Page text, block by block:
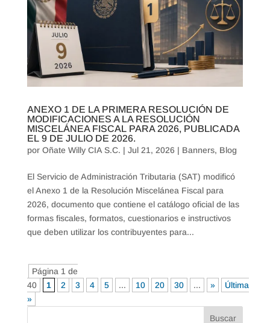
ANEXO 1 DE LA PRIMERA RESOLUCIÓN DE
MODIFICACIONES A LA RESOLUCIÓN
MISCELÁNEA FISCAL PARA 2026, PUBLICADA
EL 9 DE JULIO DE 2026.
por Oñate Willy CIA S.C. | Jul 21, 2026 | Banners, Blog
El Servicio de Administración Tributaria (SAT) modificó
el Anexo 1 de la Resolución Miscelánea Fiscal para
2026, documento que contiene el catálogo oficial de las
formas fiscales, formatos, cuestionarios e instructivos
que deben utilizar los contribuyentes para...
Página 1 de
40
1 2 3 4 5 ... 10 20 30 ... »
Última
»